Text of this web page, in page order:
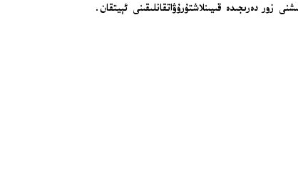
دەرىجىدە قىيىنلاشتۇرۇۋاتقانلىقىنى ئېيتقان.